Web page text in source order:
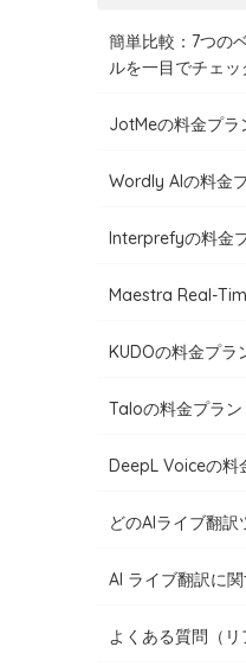
簡単比較：7つの
ルを一目でチェッ
JotMeの料金プラ
Wordly AIの料金
Interprefyの料金
Maestra Real-
KUDOの料金プラ
Taloの料金プラン
DeepL Voiceの料
どのAIライブ翻訳
AI ライブ翻訳に
よくある質問（リ